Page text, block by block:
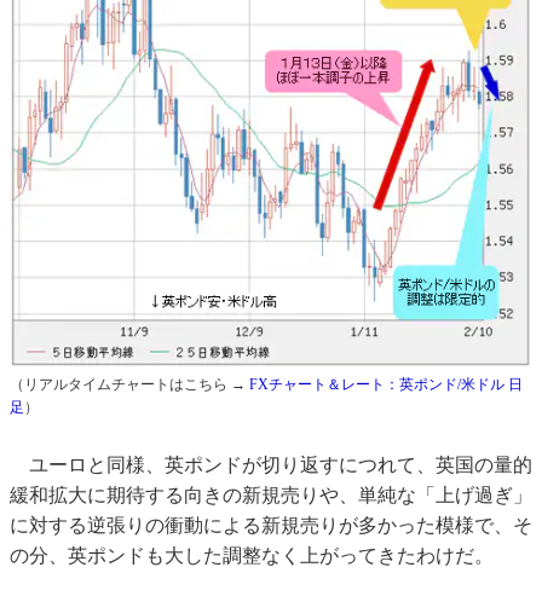
（リアルタイムチャートはこちら → FXチャート＆レート：英ポンド/米ドル 日
足 ）
ユーロと同様、英ポンドが切り返すにつれて、英国の量的
緩和拡大に期待する向きの新規売りや、単純な「上げ過ぎ」
に対する逆張りの衝動による新規売りが多かった模様で、そ
の分、英ポンドも大した調整なく上がってきたわけだ。